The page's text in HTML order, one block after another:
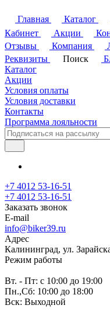
Главная
Каталог
Кабинет
Акции
Отзывы
Компания
Реквизиты
Поиск
Каталог
Акции
Условия оплаты
Условия доставки
Контакты
Программа лояльности
+7 4012 53-16-51
+7 4012 53-16-51
Заказать звонок
E-mail
info@biker39.ru
Адрес
Калининград, ул.
Режим работы
Вт. - Пт: с 10:00 до 19:00
Пн.,Сб: 10:00 до 18:00
Вск: Выходной